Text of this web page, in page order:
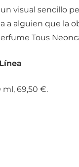
visual sencillo
a alguien que la
Tous
Línea
ml, 69,50 €.